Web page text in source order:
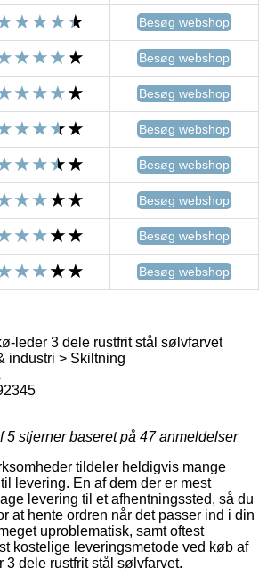
Besøg webshop
Besøg webshop
Besøg webshop
Besøg webshop
Besøg webshop
Besøg webshop
Besøg webshop
Besøg webshop
leder 3 dele rustfrit stål sølvfarvet
industri > Skiltning
5 stjerner baseret på 47anmeldelser
tildeler heldigvis mange
levering. En af dem der er mest
levering til et afhentningssted, så du
at hente ordren når det passer ind i din
uproblematisk, samt oftest
kostelige leveringsmetode ved køb af
3 dele rustfrit stål sølvfarvet.